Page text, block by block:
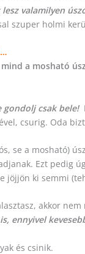
lesz valamilyen
szuper holmi
a mosható
csak bele!
csurig. Oda
se a mosható)
Ezt pedig
jöjjön ki semmi
akkor
ennyivel
és csinik.